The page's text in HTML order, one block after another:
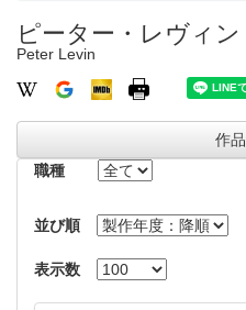
ピーター・レヴィン
Peter Levin
作品
職種
並び順
表示数